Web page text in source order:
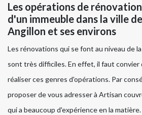
Les opérations de
d'un immeuble dans la ville
Angillon et ses environs
Les rénovations qui se font au niveau de
sont très difficiles. En effet, il faut convier
réaliser ces genres d'opérations. Par
proposer de vous adresser à Artisan
qui a beaucoup d'expérience en la